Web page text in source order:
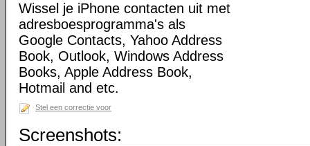
Wissel je iPhone contacten uit met
adresboesprogramma's als
Google Contacts, Yahoo Address
Book, Outlook, Windows Address
Books, Apple Address Book,
Hotmail and etc.
Stel een correctie voor
Screenshots: